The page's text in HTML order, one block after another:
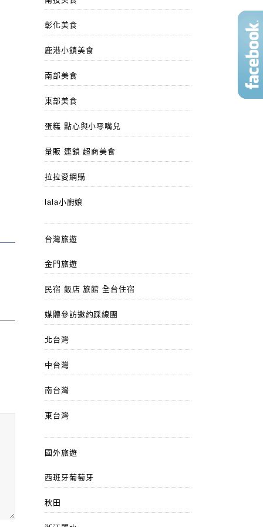
彰化美食
鹿港小鎮美食
南部美食
東部美食
蛋糕 點心與小零嘴兒
量販 連鎖 超商美食
拉拉愛網購
lala小廚娘
台灣旅遊
金門旅遊
民宿 飯店 旅館 全台住宿
媒體參訪邀約踩線團
北台灣
中台灣
南台灣
東台灣
國外旅遊
西班牙葡萄牙
秋田